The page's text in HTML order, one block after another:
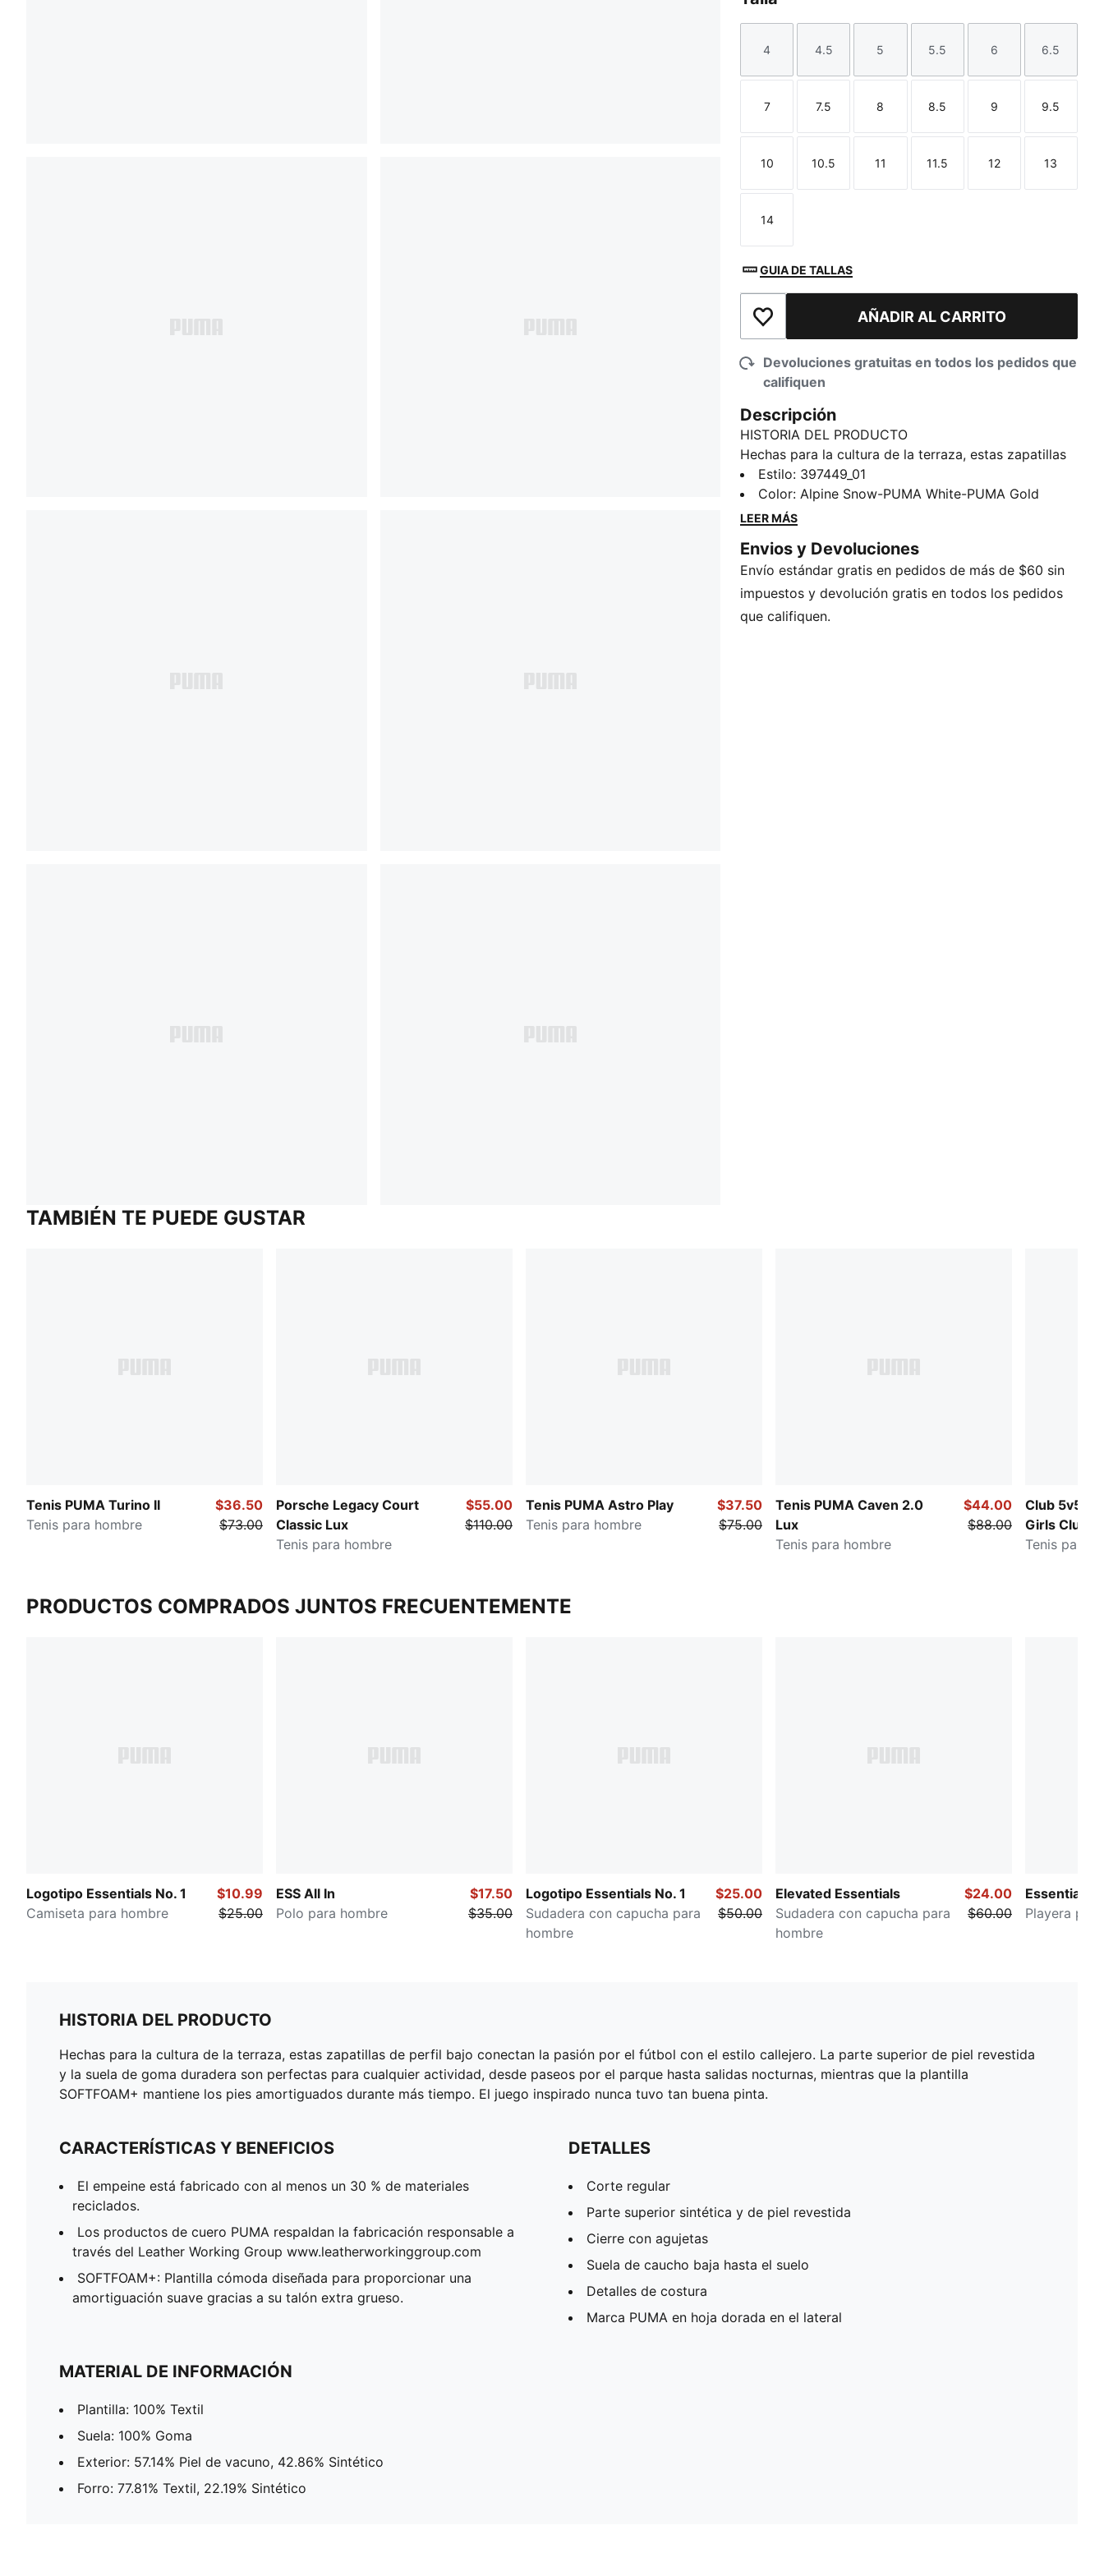
Talla
4
Talla
4.5
Talla
5
Talla
5.5
Talla
6
Talla
6.5
Talla
7
Talla
7.5
Talla
8
Talla
8.5
Talla
9
Talla
9.5
Talla
10
Talla
10.5
Talla
11
Talla
11.5
Talla
12
Talla
13
Talla
14
GUIA DE TALLAS
Añadir a la lista de deseosAÑADIR AL CARRITO
Devoluciones gratuitas en todos los pedidos que
califiquen
Descripción
HISTORIA DEL PRODUCTO
Hechas para la cultura de la terraza, estas zapatillas
de perfil bajo conectan la pasión por el fútbol con el
estilo callejero. La parte superior de piel revestida y
la suela de goma duradera son perfectas para
hasta salidas nocturnas, mientras que la plantilla
SOFTFOAM+ mantiene los pies amortiguados durante
más tiempo. El juego inspirado nunca tuvo tan buena
pinta.
Estilo: 397449_01
Color:Alpine Snow-PUMA White-PUMA Gold
LEER MÁS
Envios y Devoluciones
Envío estándar gratis en pedidos de más de $60 sin
impuestos y devolución gratis en todos los pedidos
que califiquen.
TAMBIÉN TE PUEDE GUSTAR
Tenis PUMA Turino II
Tenis para hombre
$36.50
$73.00
Porsche Legacy Court
Classic Lux
Tenis para hombre
$55.00
$110.00
Tenis PUMA Astro Play
Tenis para hombre
$37.50
$75.00
Tenis PUMA Caven 2.0
Lux
Tenis para hombre
$44.00
$88.00
Club 5v5
Girls Club
Tenis para
PRODUCTOS COMPRADOS JUNTOS FRECUENTEMENTE
Logotipo Essentials No. 1
Camiseta para hombre
$10.99
$25.00
ESS All In
Polo para hombre
$17.50
$35.00
Logotipo Essentials No. 1
Sudadera con capucha para
hombre
$25.00
$50.00
Elevated Essentials
Sudadera con capucha para
hombre
$24.00
$60.00
Essentials
Playera
HISTORIA DEL PRODUCTO
Hechas para la cultura de la terraza, estas zapatillas de perfil bajo conectan la pasión por el fútbol con el estilo callejero. La parte superior de piel revestida
y la suela de goma duradera son perfectas para cualquier actividad, desde paseos por el parque hasta salidas nocturnas, mientras que la plantilla
SOFTFOAM+ mantiene los pies amortiguados durante más tiempo. El juego inspirado nunca tuvo tan buena pinta.
CARACTERÍSTICAS Y BENEFICIOS
El empeine está fabricado con al menos un 30 % de materiales
reciclados.
Los productos de cuero PUMA respaldan la fabricación responsable a
través del Leather Working Group www.leatherworkinggroup.com
SOFTFOAM+: Plantilla cómoda diseñada para proporcionar una
amortiguación suave gracias a su talón extra grueso.
DETALLES
Corte regular
Parte superior sintética y de piel revestida
Cierre con agujetas
Suela de caucho baja hasta el suelo
Detalles de costura
Marca PUMA en hoja dorada en el lateral
MATERIAL DE INFORMACIÓN
Plantilla: 100% Textil
Suela: 100% Goma
Exterior: 57.14% Piel de vacuno, 42.86% Sintético
Forro: 77.81% Textil, 22.19% Sintético